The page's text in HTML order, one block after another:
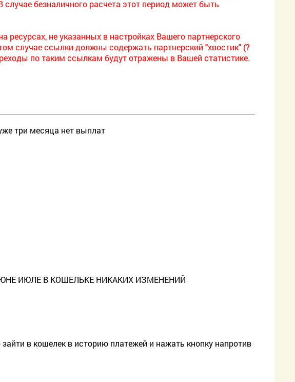
безналичного расчета этот период может быть
не указанных в настройках Вашего партнерского
случае ссылки должны содержать партнерский "хвостик" (?
по таким ссылкам будут отражены в Вашей статистике.
три месяца нет выплат
ИЮЛЕ В КОШЕЛЬКЕ НИКАКИХ ИЗМЕНЕНИЙ
в кошелек в историю платежей и нажать кнопку напротив